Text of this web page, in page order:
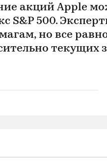
акций Apple
S&P 500.
но все
текущих